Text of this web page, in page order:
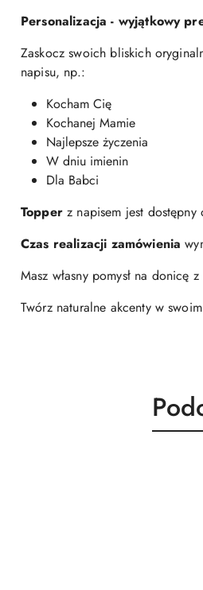
Personalizacja - wyjątkowy
Zaskocz swoich bliskich
napisu, np.:
Kocham Cię
Kochanej Mamie
Najlepsze życzenia
W dniu imienin
Dla Babci
Topperz napisem jest dostępny
Czas realizacji zamówienia
Masz własny pomysł na
Twórz naturalne akcenty w
o